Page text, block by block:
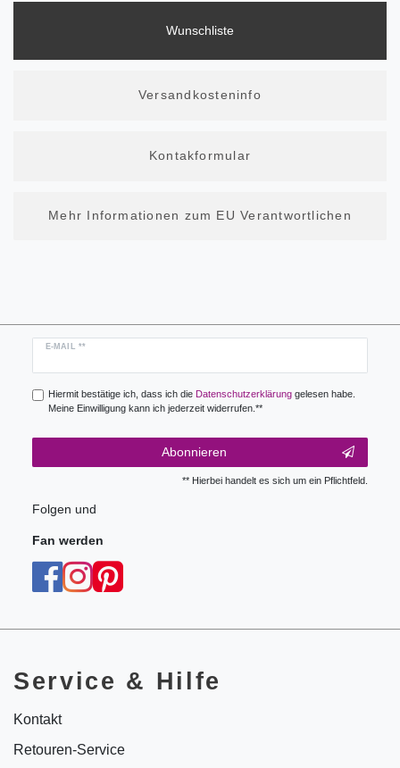
Wunschliste
Versandkosteninfo
Kontakformular
Mehr Informationen zum EU Verantwortlichen
E-MAIL **
Newsletter
Hiermit bestätige ich, dass ich die Daten­schutz­erklärunggelesen habe.
Meine Einwilligung kann ich jederzeit widerrufen.**
Abonnieren
** Hierbei handelt es sich um ein Pflichtfeld.
Folgen und
Fan werden
Service & Hilfe
Kontakt
Retouren-Service